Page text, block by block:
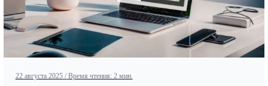
22 августа 2025 / Время чтения: 2 мин.